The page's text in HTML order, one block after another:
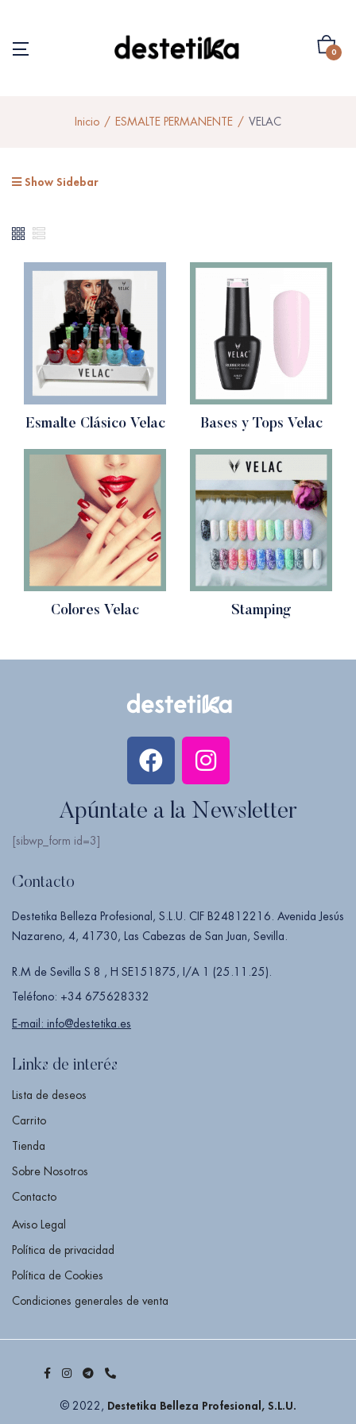
0
Inicio ESMALTE PERMANENTE VELAC
Show Sidebar
Esmalte Clásico Velac Bases y Tops Velac
Colores Velac Stamping
Apúntate a la Newsletter
[sibwp_form id=3]
Contacto
Destetika Belleza Profesional, S.L.U. CIF B24812216. Avenida Jesús
Nazareno, 4, 41730, Las Cabezas de San Juan, Sevilla.
R.M de Sevilla S 8 , H SE151875, I/A 1 (25.11.25).
Teléfono: +34 675628332
E-mail: info@destetika.es
Links de interés
Lista de deseos
Carrito
Tienda
Sobre Nosotros
Contacto
Aviso Legal
Política de privacidad
Política de Cookies
Condiciones generales de venta
© 2022, Destetika Belleza Profesional, S.L.U.